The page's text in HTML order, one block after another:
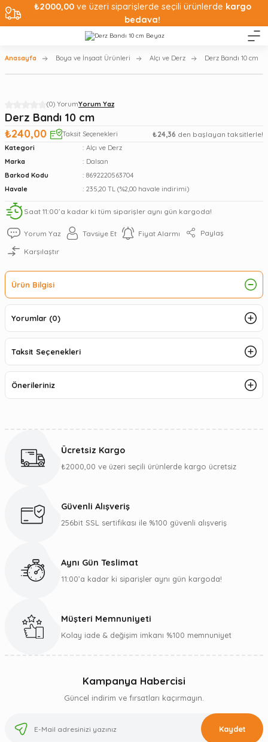
₺2000,00ve üzeri siparişlerde seçili ürünlerde kargo
bedava!
Anasayfa Boya ve İnşaat Ürünleri Alçı ve Derz Derz Bandı 10 cm
(0) YorumYorum Yaz
Derz Bandı 10 cm
₺240,00
Taksit Seçenekleri ₺24,36 den başlayan taksitlerle!
Kategori
Alçı ve Derz
Marka
Dalsan
Barkod Kodu
8692220563704
Havale
235,20 TL (%2,00 havale indirimi)
Saat 11:00’a kadar ki tüm siparişler aynı gün kargoda!
Yorum Yaz Tavsiye Et Fiyat Alarmı Paylaş
Karşılaştır
Ürün Bilgisi
Yorumlar (0)
Taksit Seçenekleri
Önerileriniz
Ücretsiz Kargo
₺2000,00 ve üzeri seçili ürünlerde kargo ücretsiz
Güvenli Alışveriş
256bit SSL sertifikası ile %100 güvenli alışveriş
Aynı Gün Teslimat
11:00’a kadar ki siparişler aynı gün kargoda!
Müşteri Memnuniyeti
Kolay iade & değişim imkanı %100 memnuniyet
Kampanya Habercisi
Güncel indirim ve fırsatları kaçırmayın.
Kaydet